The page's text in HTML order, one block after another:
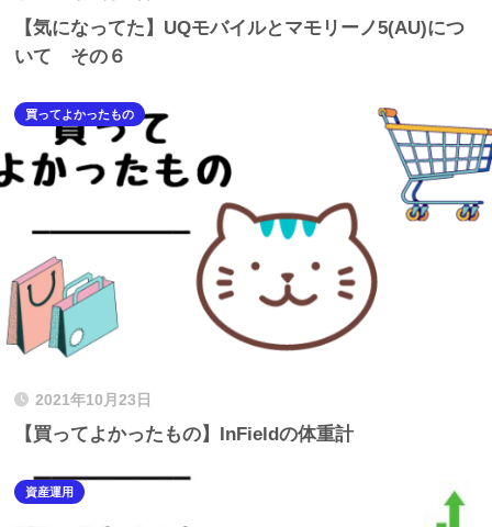
【気になってた】UQモバイルとマモリーノ5(AU)につ
いて その６
2021年10月23日
【買ってよかったもの】InFieldの体重計
買ってよかったもの
資産運用